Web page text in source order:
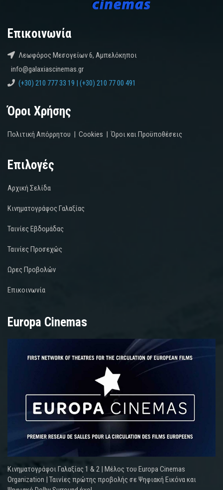
Επικοινωνία
Λεωφόρος Μεσογείων 6, Αμπελόκηποι
info@galaxiascinemas.gr
(+30) 210 777 33 19 | (+30) 210 77 00 491
Όροι Χρήσης
Πολιτική Απόρρητου | Cookies |Όροι και Προϋποθέσεις
Επιλογές
Αρχική Σελίδα
Κινηματογράφος Γαλαξίας
Ταινίες Εβδομάδας
Ταινίες Προσεχώς
Ωρες Προβολών
Επικοινωνία
Europa Cinemas
Κινηματογράφοι Γαλαξίας 1 & 2 | Μέλος του Europa Cinemas
Organization | Ταινίες πρώτης προβολής σε Ψηφιακή Εικόνα και